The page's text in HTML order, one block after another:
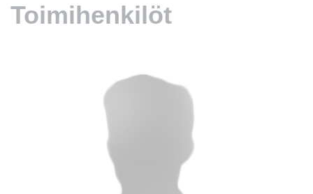
Toimihenkilöt